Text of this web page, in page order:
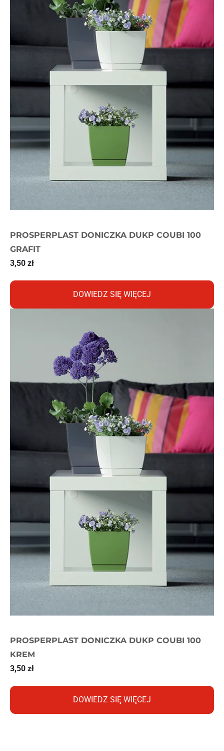
PROSPERPLAST DONICZKA DUKP COUBI 100
GRAFIT
3,50 zł
DOWIEDZ SIĘ WIĘCEJ
PROSPERPLAST DONICZKA DUKP COUBI 100
KREM
3,50 zł
DOWIEDZ SIĘ WIĘCEJ